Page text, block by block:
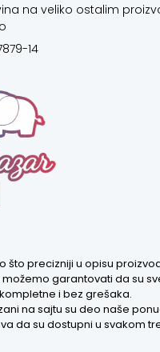
na veliko ostalim
14
što precizniji u opisu
garantovati da su
kompletne i bez grešaka.
na sajtu su deo naše
da su dostupni u svakom
Kako mogu da